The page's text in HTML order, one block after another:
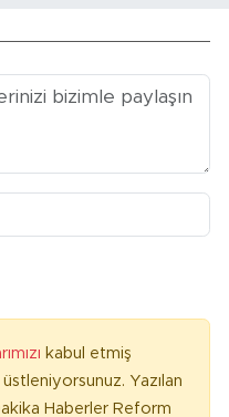
kabul etmiş
Yazılan
Haberler Reform